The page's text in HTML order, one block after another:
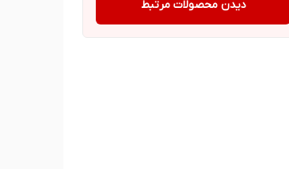
دیدن محصولات مرتبط